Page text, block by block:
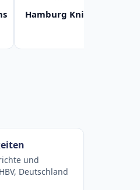
Hamburg Knights
und
Deutschland